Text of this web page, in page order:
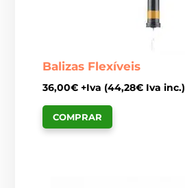
Balizas Flexíveis
36,00€ +Iva (44,28€ Iva inc.)
COMPRAR